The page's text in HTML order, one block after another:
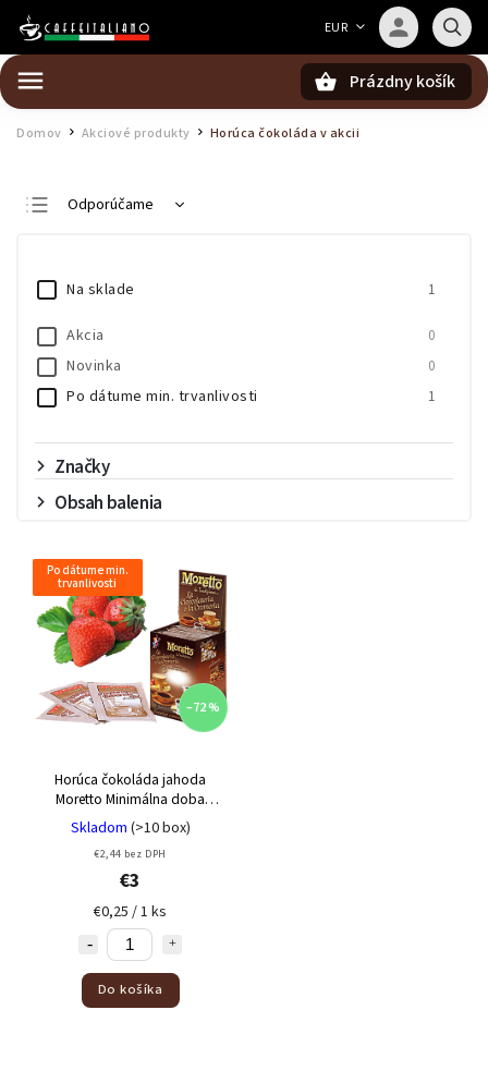
EUR
Prázdny košík
Domov Akciové produkty Horúca čokoláda v akcii
Odporúčame
Abecedne
Na sklade 1
Akcia 0
Novinka 0
Po dátume min. trvanlivosti 1
Značky
Obsah balenia
Po dátume min.
trvanlivosti
–72 %
Horúca čokoláda jahoda
Moretto Minimálna doba
trvanlivosti 25/07/2026
Skladom (>10 box)
€2,44 bez DPH
€3
€0,25 / 1 ks
Do košíka
Barista — poradca Caffeitaliano